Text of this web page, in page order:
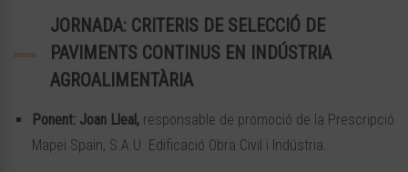
JORNADA: CRITERIS DE SELECCIÓ DE
PAVIMENTS CONTINUS EN INDÚSTRIA
AGROALIMENTÀRIA
Ponent: Joan Lleal, responsable de promoció de la Prescripció
Mapei Spain, S.A.U. Edificació Obra Civil i Indústria.